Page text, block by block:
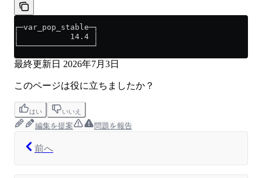
┌─var_pop_stable─┐
│           14.4 │
└────────────────┘
最終更新日 2026年7月3日
このページは役に立ちましたか？
はい いいえ
編集を提案 問題を報告
前へ